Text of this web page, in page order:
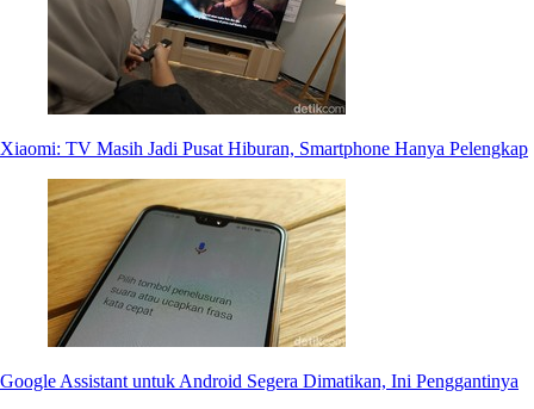
Xiaomi: TV Masih Jadi Pusat Hiburan, Smartphone Hanya Pelengkap
Google Assistant untuk Android Segera Dimatikan, Ini Penggantinya